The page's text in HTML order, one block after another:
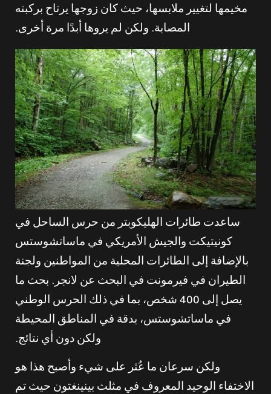
مخيمها لتغيير ملابسها، حيث كان زوجها يرتاح بركبته
المصابة. ولكن لم يروها أبدًا مرة أخرى.
ساعدت طائرات الهليكوبتر من حرس الساحل في
كونيتيكت والجيش الأمريكي في ماساتشوستس
بالإضافة إلى الطائرات المحلية من المواطنين ولجنة
الطيران في فيرمونت في البحث عن لانجر. بحث ما
يصل إلى 400 شخص، بما في ذلك الحرس الوطني
في ماساتشوستس، بدقة في المناطق المحيطة
ولكن دون أي نتائج.
ولكن سرعان ما عُثر على شيء وأصبح هذا هو
الاختفاء الوحيد المعروف في مثلث بينينغتون حيث تم